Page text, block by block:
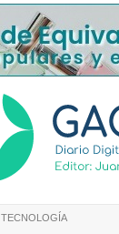
TECNOLOGÍA